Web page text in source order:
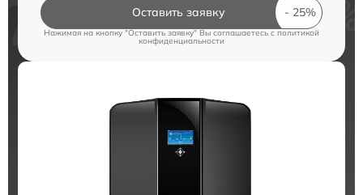
Оставить заявку
Нажимая на кнопку "Оставить заявку" Вы соглашаетесь cполитикой
конфиденциальности